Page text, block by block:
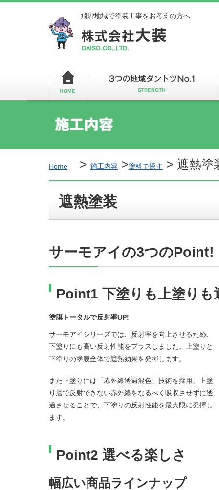
飛騨地域で塗装工事をお考えの方へ
Home > 施工内容 >塗料で探す > 遮熱塗
遮熱塗装
サーモアイの3つのPoint!
Point1 下塗りも上塗りも
塗膜トータルで反射率UP!
サーモアイシリーズでは、反射率を向上させるため、
下塗りにも高い反射性能をプラスしました。上塗りと
下塗りの塗膜全体で遮熱効果を発揮します。
また上塗りには「赤外線透過混色」技術を採用。上塗
り層で反射できない赤外線をなるべく吸収させずに透
過させることで、下塗りの反射性能を最大限に発揮し
ます。
Point2 選べる楽しさ
幅広い商品ラインナップ